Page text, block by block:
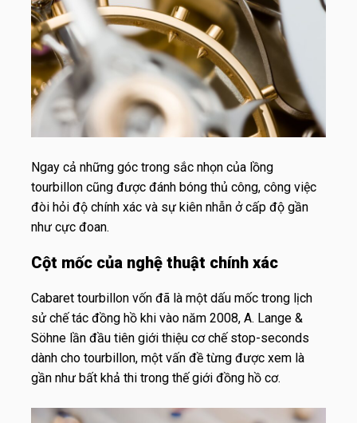
Ngay cả những góc trong sắc nhọn của lồng
tourbillon cũng được đánh bóng thủ công, công việc
đòi hỏi độ chính xác và sự kiên nhẫn ở cấp độ gần
như cực đoan.
Cột mốc của nghệ thuật chính xác
Cabaret tourbillon vốn đã là một dấu mốc trong lịch
sử chế tác đồng hồ khi vào năm 2008, A. Lange &
Söhne lần đầu tiên giới thiệu cơ chế stop-seconds
dành cho tourbillon, một vấn đề từng được xem là
gần như bất khả thi trong thế giới đồng hồ cơ.